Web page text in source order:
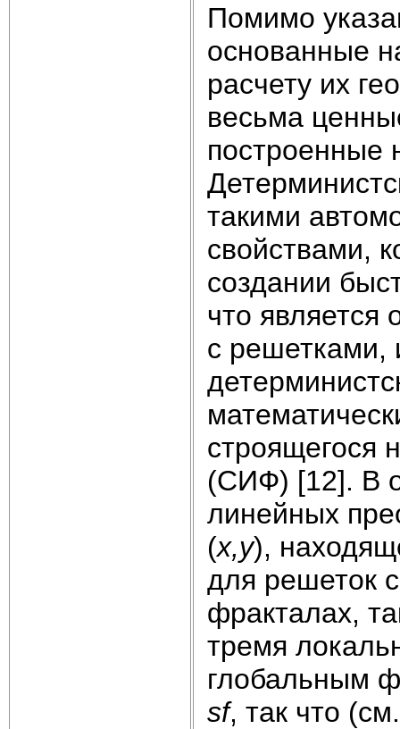
Помимо
основанные
расчету их
весьма
построенные
такими
свойствами,
создании
что
с
строящегося
(СИФ) [12]. В
линейных
(x,y),
для решеток
фракталах,
тремя
глобальным
sf, так что